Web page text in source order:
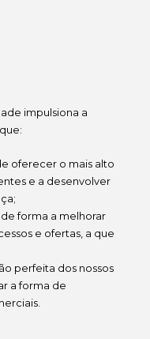
impulsiona a
oferecer o mais alto
e a desenvolver
forma a melhorar
e ofertas, a que
perfeita dos nossos
a forma de